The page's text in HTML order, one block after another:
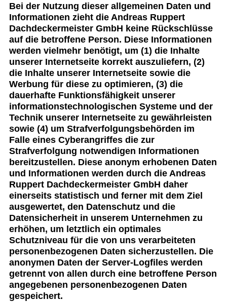
Bei der Nutzung dieser allgemeinen Daten und
Informationen zieht die Andreas Ruppert
Dachdeckermeister GmbH keine Rückschlüsse
auf die betroffene Person. Diese Informationen
werden vielmehr benötigt, um (1) die Inhalte
unserer Internetseite korrekt auszuliefern, (2)
die Inhalte unserer Internetseite sowie die
Werbung für diese zu optimieren, (3) die
dauerhafte Funktionsfähigkeit unserer
informationstechnologischen Systeme und der
Technik unserer Internetseite zu gewährleisten
sowie (4) um Strafverfolgungsbehörden im
Falle eines Cyberangriffes die zur
Strafverfolgung notwendigen Informationen
bereitzustellen. Diese anonym erhobenen Daten
und Informationen werden durch die Andreas
Ruppert Dachdeckermeister GmbH daher
einerseits statistisch und ferner mit dem Ziel
ausgewertet, den Datenschutz und die
Datensicherheit in unserem Unternehmen zu
erhöhen, um letztlich ein optimales
Schutzniveau für die von uns verarbeiteten
personenbezogenen Daten sicherzustellen. Die
anonymen Daten der Server-Logfiles werden
getrennt von allen durch eine betroffene Person
angegebenen personenbezogenen Daten
gespeichert.